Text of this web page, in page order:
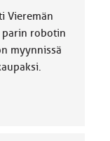
Vieremän
parin robotin
myynnissä